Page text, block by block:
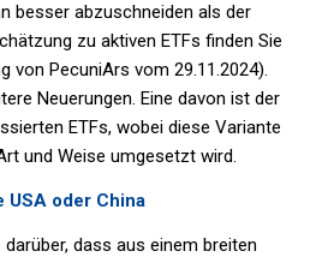
besser abzuschneiden als der
zu aktiven ETFs finden Sie
von PecuniArs vom 29.11.2024).
Neuerungen. Eine davon ist der
ETFs, wobei diese Variante
und Weise umgesetzt wird.
USA oder China
dass aus einem breiten